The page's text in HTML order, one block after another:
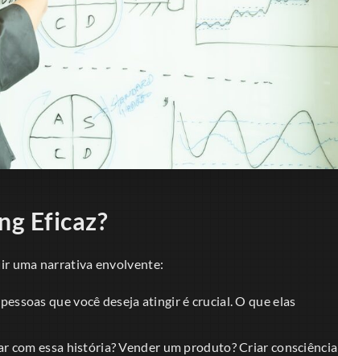
Eficaz?
uma narrativa envolvente:
que você deseja atingir é crucial. O que elas
com essa história? Vender um produto? Criar consciência